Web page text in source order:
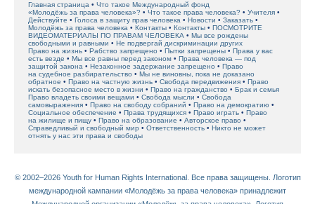
Главная страница
Что такое Международный фонд
«Молодёжь за права человека»?
Что такое права человека?
Учителя
Действуйте
Голоса в защиту прав человека Новости
Заказать
Молодёжь за права человека
Контакты Контакты
ПОСМОТРИТЕ
ВИДЕОМАТЕРИАЛЫ ПО ПРАВАМ ЧЕЛОВЕКА
Мы все рождены
свободными и равными
Не подвергай дискриминации других
Право на жизнь
Рабство запрещено Пытки запрещены
Права у вас
есть везде
Мы все равны перед законом
Права человека — под
защитой закона
Незаконное задержание запрещено
Право
на судебное разбирательство
Мы не виновны, пока не доказано
обратное
Право на частную жизнь Свобода передвижения
Право
искать безопасное место в жизни
Право на гражданство
Брак и семья
Право владеть своими вещами
Свобода мысли
Свобода
самовыражения
Право на свободу собраний
Право на демократию
Социальное обеспечение
Права трудящихся Право играть
Право
на жилище и пищу
Право на образование
Авторское право
Справедливый и свободный мир
Ответственность
Никто не может
отнять у нас эти права и свободы
© 2002–2026 Youth for Human Rights International. Все права защищены. Логотип
международной кампании «Молодёжь за права человека» принадлежит